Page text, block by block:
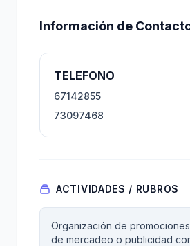
Información de
TELEFONO
67142855
73097468
ACTIVIDADES / RUBROS
Organización de
de mercadeo o publicidad con